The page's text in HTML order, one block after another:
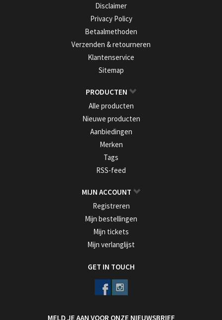
Disclaimer
Privacy Policy
Betaalmethoden
Verzenden & retourneren
Klantenservice
Sitemap
PRODUCTEN
Alle producten
Nieuwe producten
Aanbiedingen
Merken
Tags
RSS-feed
MIJN ACCOUNT
Registreren
Mijn bestellingen
Mijn tickets
Mijn verlanglijst
GET IN TOUCH
MELD JE AAN VOOR ONZE NIEUWSBRIEF